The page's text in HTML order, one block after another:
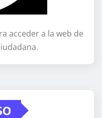
acceder a la web de